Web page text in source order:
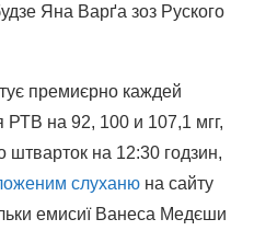
Яна Варґа зоз Руского
премиєрно каждей
РТВ на 92, 100 и 107,1 мгг,
штварток на 12:30 годзин,
слуханю на сайту
емисиї Ванеса Медєши